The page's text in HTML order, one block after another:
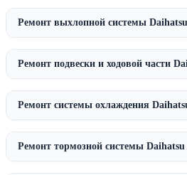
Ремонт выхлопной системы
Ремонт подвески и ходовой части
Ремонт системы охлаждения
Ремонт тормозной системы